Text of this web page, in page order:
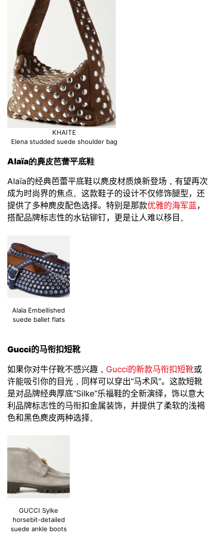
KHAITE
Elena studded suede shoulder bag
Alaïa的麂皮芭蕾平底鞋
Alaïa的经典芭蕾平底鞋以麂皮材质焕新登场 ， 有望再次
成为时尚界的焦点。 这款鞋子的设计不仅修饰腿型 ，还
提供了多种麂皮配色选择。特别是那款优雅的海军蓝 ，
搭配品牌标志性的水钻铆钉， 更是让人难以移目 。
Alaïa Embellished
suede ballet flats
Gucci的马衔扣短靴
如果你对牛仔靴不感兴趣 ， Gucci的新款马衔扣短靴或
许能吸引你的目光 ， 同样可以穿出“马术风”。这款短靴
是对品牌经典厚底“Silke”乐福鞋的全新演绎， 饰以意大
利品牌标志性的马衔扣金属装饰， 并提供了柔软的浅褐
色和黑色麂皮两种选择。
GUCCI Sylke
horsebit-detailed
suede ankle boots